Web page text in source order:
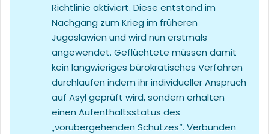
Richtlinie aktiviert. Diese entstand im
Nachgang zum Krieg im früheren
Jugoslawien und wird nun erstmals
angewendet. Geflüchtete müssen damit
kein langwieriges bürokratisches Verfahren
durchlaufen indem ihr individueller Anspruch
auf Asyl geprüft wird, sondern erhalten
einen Aufenthaltsstatus des
„vorübergehenden Schutzes“. Verbunden